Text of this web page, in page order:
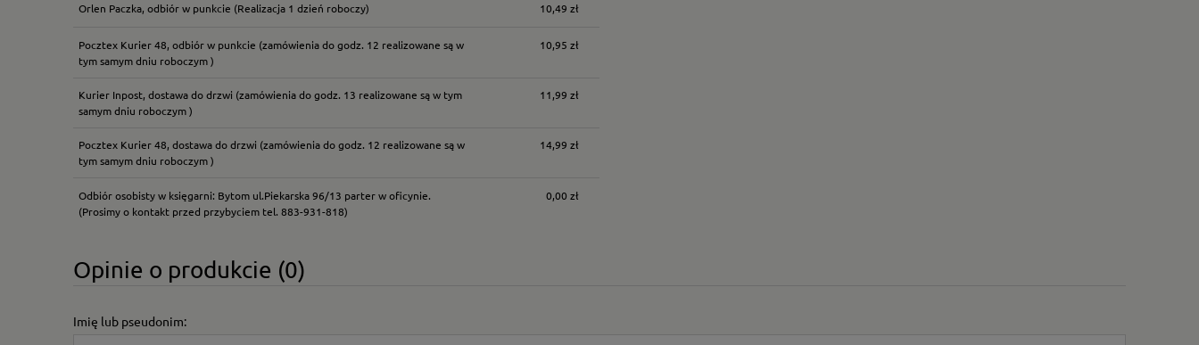
Orlen Paczka, odbiór w punkcie (Realizacja 1 dzień roboczy) 10,49 zł
Pocztex Kurier 48, odbiór w punkcie (zamówienia do godz. 12 realizowane są w
tym samym dniu roboczym )
10,95 zł
Kurier Inpost, dostawa do drzwi (zamówienia do godz. 13 realizowane są w tym
samym dniu roboczym )
11,99 zł
Pocztex Kurier 48, dostawa do drzwi (zamówienia do godz. 12 realizowane są w
tym samym dniu roboczym )
14,99 zł
Odbiór osobisty w księgarni: Bytom ul.Piekarska 96/13 parter w oficynie.
(Prosimy o kontakt przed przybyciem tel. 883-931-818)
0,00 zł
Opinie o produkcie (0)
Imię lub pseudonim: